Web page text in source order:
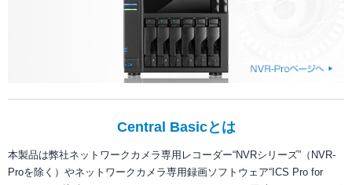
Central Basicとは
本製品は弊社ネットワークカメラ専用レコーダー“NVRシリーズ”（NVR-
Proを除く）やネットワークカメラ専用録画ソフトウェア“ICS Pro for